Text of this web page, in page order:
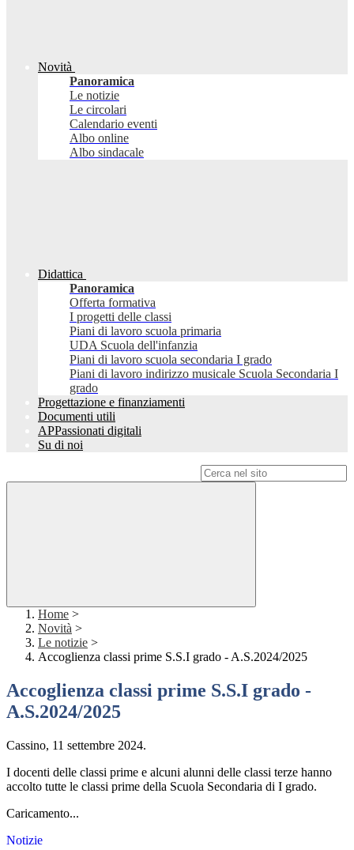
Novità
Panoramica
Le notizie
Le circolari
Calendario eventi
Albo online
Albo sindacale
Didattica
Panoramica
Offerta formativa
I progetti delle classi
Piani di lavoro scuola primaria
UDA Scuola dell'infanzia
Piani di lavoro scuola secondaria I grado
Piani di lavoro indirizzo musicale Scuola Secondaria I
grado
Progettazione e finanziamenti
Documenti utili
APPassionati digitali
Su di noi
Home >
Novità >
Le notizie >
Accoglienza classi prime S.S.I grado - A.S.2024/2025
Accoglienza classi prime S.S.I grado -
A.S.2024/2025
Cassino, 11 settembre 2024.
I docenti delle classi prime e alcuni alunni delle classi terze hanno
accolto tutte le classi prime della Scuola Secondaria di I grado.
Caricamento...
Notizie